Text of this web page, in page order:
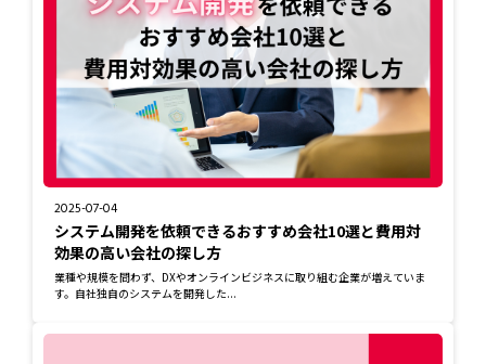
2025-07-04
システム開発を依頼できるおすすめ会社10選と費用対
効果の高い会社の探し方
業種や規模を問わず、DXやオンラインビジネスに取り組む企業が増えていま
す。自社独自のシステムを開発した...